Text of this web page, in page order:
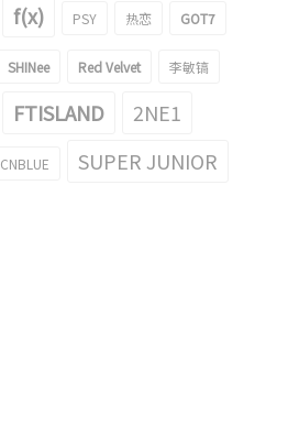
f(x) PSY 热恋 GOT7
SHINee Red Velvet 李敏镐
FTISLAND
2NE1
CNBLUE SUPER JUNIOR